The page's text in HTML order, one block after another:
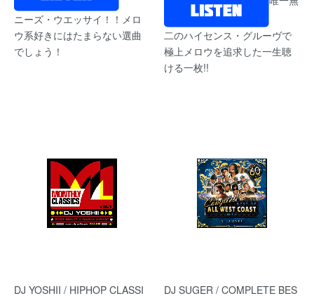
ニーズ・ウエッサイ！！メロ
ウ系好きにはたまらない選曲
でしょう！
二のハイセンス・グルーヴで
極上メロウを追求した一生聴
ける一枚!!
DJ YOSHII / HIPHOP CLASSI
DJ SUGER / COMPLETE BES